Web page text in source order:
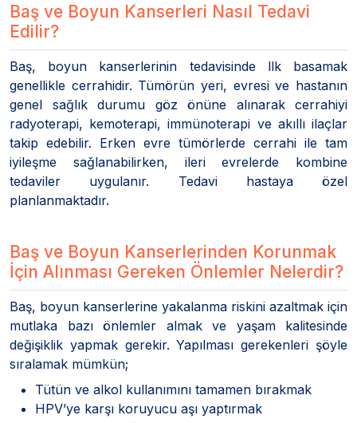
Baş ve Boyun Kanserleri Nasıl Tedavi
Edilir?
Baş, boyun kanserlerinin tedavisinde llk basamak
genellikle cerrahidir. Tümörün yeri, evresi ve hastanın
genel sağlık durumu göz önüne alınarak cerrahiyi
radyoterapi, kemoterapi, immünoterapi ve akıllı ilaçlar
takip edebilir. Erken evre tümörlerde cerrahi ile tam
iyileşme sağlanabilirken, ileri evrelerde kombine
tedaviler uygulanır. Tedavi hastaya özel
planlanmaktadır.
Baş ve Boyun Kanserlerinden Korunmak
İçin Alınması Gereken Önlemler Nelerdir?
Baş, boyun kanserlerine yakalanma riskini azaltmak için
mutlaka bazı önlemler almak ve yaşam kalitesinde
değişiklik yapmak gerekir. Yapılması gerekenleri şöyle
sıralamak mümkün;
Tütün ve alkol kullanımını tamamen bırakmak
HPV’ye karşı koruyucu aşı yaptırmak